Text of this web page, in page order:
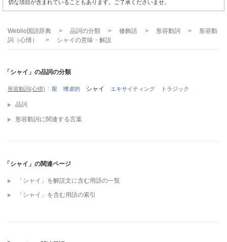
切な項目が含まれていることもあります。ご了承くださいませ。
Weblio国語辞典 > 品詞の分類 > 修飾語 > 形容動詞 >
形容動
詞（心情）
> シャイの意味・解説
「シャイ」の品詞の分類
形容動詞(心情) 厭 嗜虐的 シャイ エキサイティング トラジック
品詞
形容動詞に関連する言葉
「シャイ」の関連ページ
「シャイ」を解説文に含む用語の一覧
「シャイ」を含む用語の索引